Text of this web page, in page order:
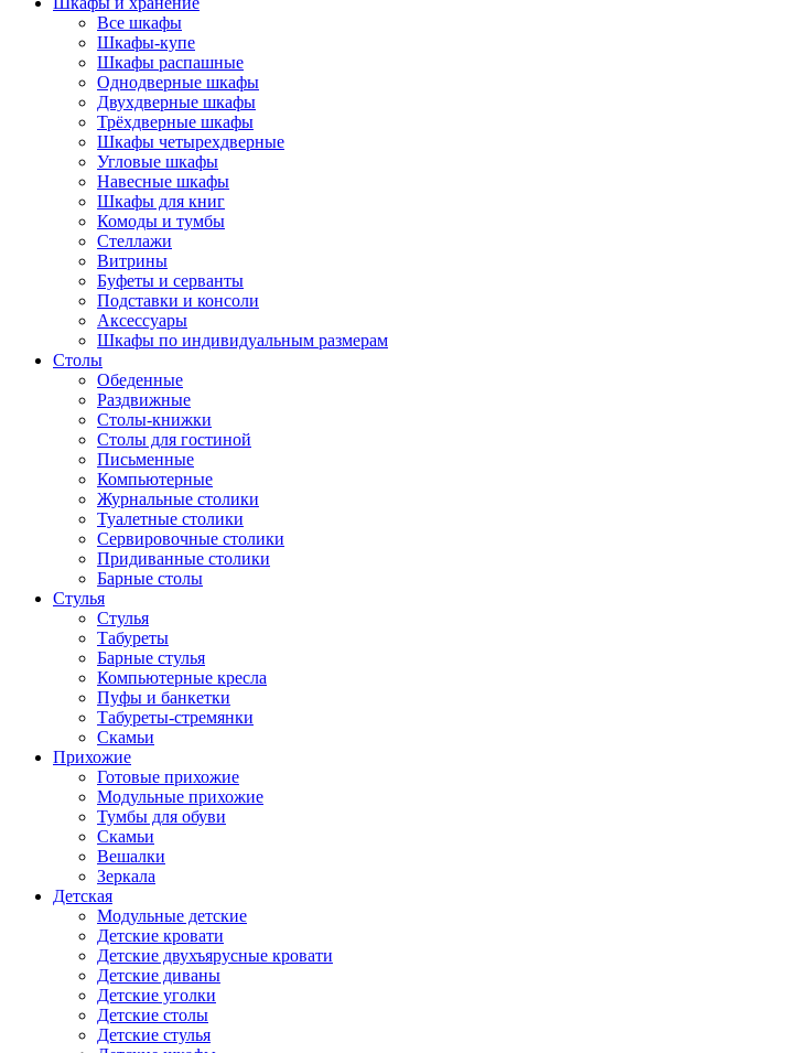
Все шкафы
Шкафы-купе
Шкафы распашные
Однодверные шкафы
Двухдверные шкафы
Трёхдверные шкафы
Шкафы четырехдверные
Угловые шкафы
Навесные шкафы
Шкафы для книг
Комоды и тумбы
Стеллажи
Витрины
Буфеты и серванты
Подставки и консоли
Аксессуары
Шкафы по индивидуальным размерам
Столы
Обеденные
Раздвижные
Столы-книжки
Столы для гостиной
Письменные
Компьютерные
Журнальные столики
Туалетные столики
Сервировочные столики
Придиванные столики
Барные столы
Стулья
Стулья
Табуреты
Барные стулья
Компьютерные кресла
Пуфы и банкетки
Табуреты-стремянки
Скамьи
Прихожие
Готовые прихожие
Модульные прихожие
Тумбы для обуви
Скамьи
Вешалки
Зеркала
Детская
Модульные детские
Детские кровати
Детские двухъярусные кровати
Детские диваны
Детские уголки
Детские столы
Детские стулья